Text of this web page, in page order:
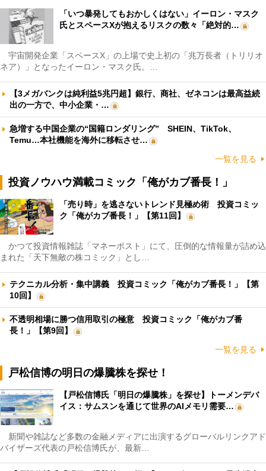
「いつ暴発してもおかしくはない」イーロン・マスク
氏とスペースXが抱えるリスクの数々「絶対的…
宇宙開発企業「スペースX」の上場で史上初の「兆万長者（トリリオ
ネア）」となったイーロン・マスク氏。…
【3メガバンクは純利益5兆円超】銀行、商社、ゼネコンは最高益続
出の一方で、中小企業・…
急増する中国企業の“国籍ロンダリング” SHEIN、TikTok、
Temu…本社機能を海外に移転させ…
一覧を見る
投資ノウハウ満載コミック「俺がカブ番長！」
「売り時」を逃さないトレンド見極め術 投資コミッ
ク「俺がカブ番長！」【第11回】
かつて投資情報雑誌「マネーポスト」にて、圧倒的な情報量が詰め込
まれた「天下無敵の株コミック」とし…
テクニカル分析・集中講義 投資コミック「俺がカブ番長！」【第
10回】
不透明相場に勝つ信用取引の極意 投資コミック「俺がカブ番
長！」【第9回】
一覧を見る
戸松信博の明日の爆騰株を探せ！
【戸松信博氏「明日の爆騰株」を探せ】トーメンデバ
イス：サムスンを通じて世界のAIメモリ需要…
新聞や雑誌など多数の金融メディアに出演するグローバルリンクアド
バイザーズ代表の戸松信博氏が、最新…